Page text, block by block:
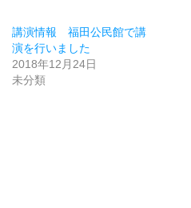
講演情報 福田公民館で講
演を行いました
2018年12月24日
未分類